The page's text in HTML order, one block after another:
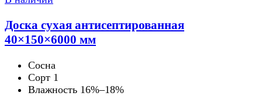
Доска сухая антисептированная
40×150×6000 мм
Сосна
Сорт 1
Влажность 16%–18%